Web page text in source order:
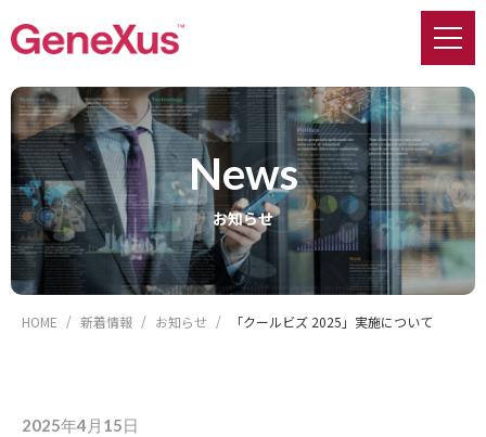
news
お知らせ
HOME 新着情報 お知らせ 「クールビズ 2025」実施について
2025年4月15日